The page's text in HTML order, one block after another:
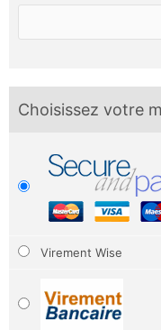
Choisissez votre
Virement Wise